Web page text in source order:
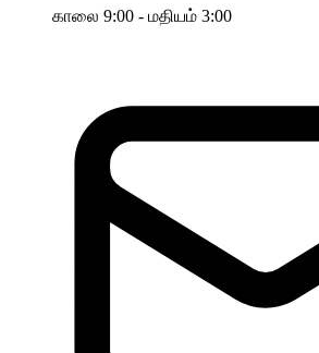
காலை 9:00 - மதியம் 3:00